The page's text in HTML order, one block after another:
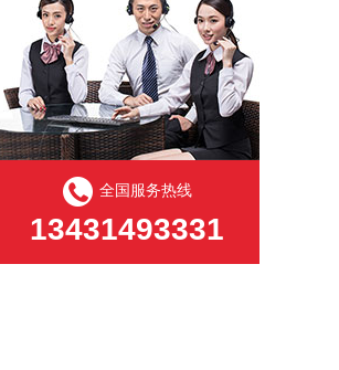
全国服务热线
13431493331